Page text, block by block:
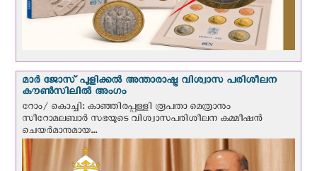
മാർ ജോസ് പുളിക്കൽ അന്താരാഷ്ട്ര വിശ്വാസ പരിശീലന
കൗൺസിലിൽ അംഗം
റോം/ കൊച്ചി: കാഞ്ഞിരപ്പള്ളി രൂപതാ മെത്രാനും
സീറോമലബാർ സഭയുടെ വിശ്വാസപരിശീലന കമ്മീഷൻ
ചെയർമാനുമായ...